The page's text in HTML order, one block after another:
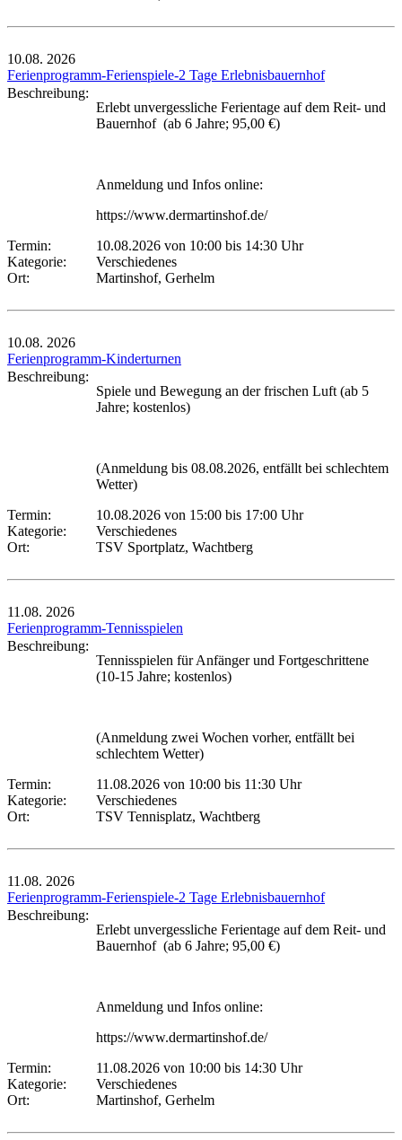
10.08. 2026
Ferienprogramm-Ferienspiele-2 Tage Erlebnisbauernhof
Beschreibung:
Erlebt unvergessliche Ferientage auf dem Reit- und
Bauernhof (ab 6 Jahre; 95,00 €)
Anmeldung und Infos online:
https://www.dermartinshof.de/
Termin:
10.08.2026 von 10:00 bis 14:30 Uhr
Kategorie:
Verschiedenes
Ort:
Martinshof, Gerhelm
10.08. 2026
Ferienprogramm-Kinderturnen
Beschreibung:
Spiele und Bewegung an der frischen Luft (ab 5
Jahre; kostenlos)
(Anmeldung bis 08.08.2026, entfällt bei schlechtem
Wetter)
Termin:
10.08.2026 von 15:00 bis 17:00 Uhr
Kategorie:
Verschiedenes
Ort:
TSV Sportplatz, Wachtberg
11.08. 2026
Ferienprogramm-Tennisspielen
Beschreibung:
Tennisspielen für Anfänger und Fortgeschrittene
(10-15 Jahre; kostenlos)
(Anmeldung zwei Wochen vorher, entfällt bei
schlechtem Wetter)
Termin:
11.08.2026 von 10:00 bis 11:30 Uhr
Kategorie:
Verschiedenes
Ort:
TSV Tennisplatz, Wachtberg
11.08. 2026
Ferienprogramm-Ferienspiele-2 Tage Erlebnisbauernhof
Beschreibung:
Erlebt unvergessliche Ferientage auf dem Reit- und
Bauernhof (ab 6 Jahre; 95,00 €)
Anmeldung und Infos online:
https://www.dermartinshof.de/
Termin:
11.08.2026 von 10:00 bis 14:30 Uhr
Kategorie:
Verschiedenes
Ort:
Martinshof, Gerhelm